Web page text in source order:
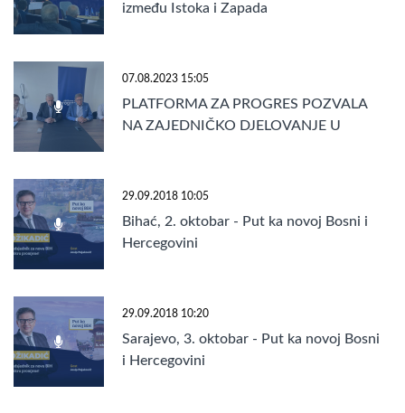
između Istoka i Zapada
07.08.2023 15:05
PLATFORMA ZA PROGRES POZVALA
NA ZAJEDNIČKO DJELOVANJE U
29.09.2018 10:05
Bihać, 2. oktobar - Put ka novoj Bosni i
Hercegovini
29.09.2018 10:20
Sarajevo, 3. oktobar - Put ka novoj Bosni
i Hercegovini